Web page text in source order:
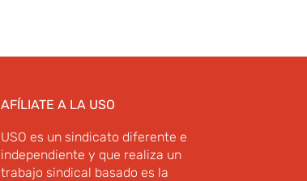
AFÍLIATE A LA USO
USO es un sindicato diferente e
independiente y que realiza un
trabajo sindical basado es la